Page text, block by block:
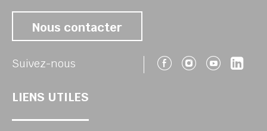
Nous contacter
Suivez-nous Suivez-nous
Suivez-
LIENS UTILES